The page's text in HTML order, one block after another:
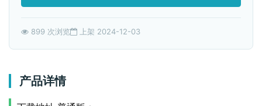
899 次浏览 上架 2024-12-03
产品详情